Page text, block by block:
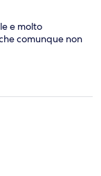
e molto
comunque non